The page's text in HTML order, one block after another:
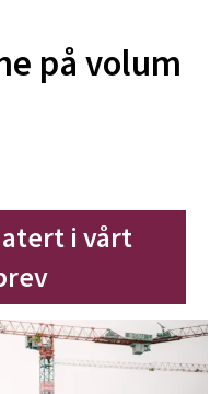
på volum
i vårt